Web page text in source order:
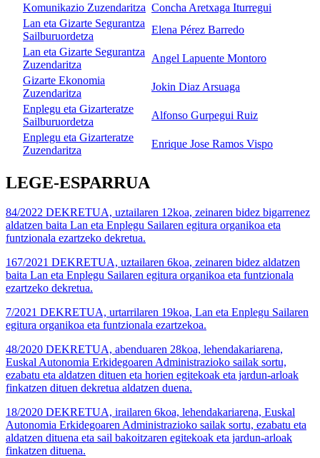
Komunikazio Zuzendaritza Concha Aretxaga Iturregui
Lan eta Gizarte Segurantza
Sailburuordetza
Elena Pérez Barredo
Lan eta Gizarte Segurantza
Zuzendaritza
Angel Lapuente Montoro
Gizarte Ekonomia
Zuzendaritza
Jokin Diaz Arsuaga
Enplegu eta Gizarteratze
Sailburuordetza
Alfonso Gurpegui Ruiz
Enplegu eta Gizarteratze
Zuzendaritza
Enrique Jose Ramos Vispo
LEGE-ESPARRUA
84/2022 DEKRETUA, uztailaren 12koa, zeinaren bidez bigarrenez
aldatzen baita Lan eta Enplegu Sailaren egitura organikoa eta
funtzionala ezartzeko dekretua.
167/2021 DEKRETUA, uztailaren 6koa, zeinaren bidez aldatzen
baita Lan eta Enplegu Sailaren egitura organikoa eta funtzionala
ezartzeko dekretua.
7/2021 DEKRETUA, urtarrilaren 19koa, Lan eta Enplegu Sailaren
egitura organikoa eta funtzionala ezartzekoa.
48/2020 DEKRETUA, abenduaren 28koa, lehendakariarena,
Euskal Autonomia Erkidegoaren Administrazioko sailak sortu,
ezabatu eta aldatzen dituen eta horien egitekoak eta jardun-arloak
finkatzen dituen dekretua aldatzen duena.
18/2020 DEKRETUA, irailaren 6koa, lehendakariarena, Euskal
Autonomia Erkidegoaren Administrazioko sailak sortu, ezabatu eta
aldatzen dituena eta sail bakoitzaren egitekoak eta jardun-arloak
finkatzen dituena.